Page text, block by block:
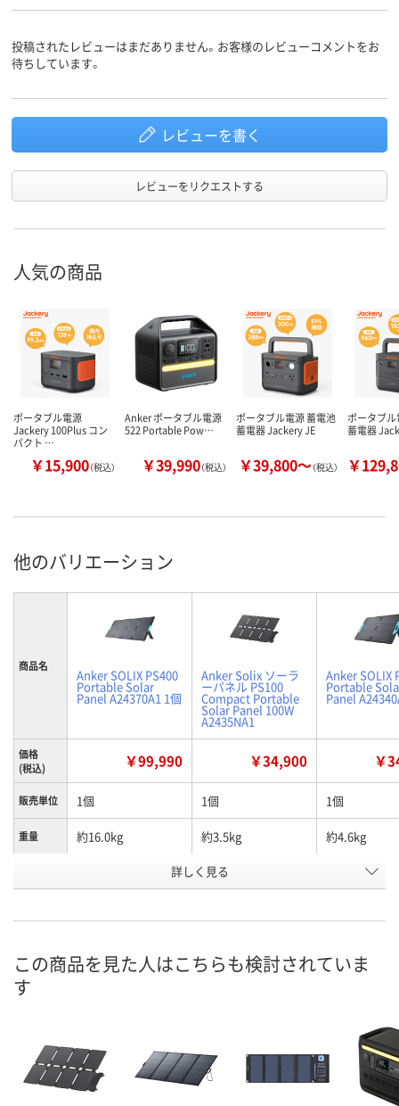
投稿されたレビューはまだありません。お客様のレビューコメントをお
待ちしています。
レビューを書く
レビューをリクエストする
人気の商品
ポータブル電源
Jackery 100Plus コン
パクト …
￥15,900（税込）
Anker ポータブル電源
522 Portable Pow…
￥39,990（税込）
ポータブル電源 蓄電池
蓄電器 Jackery JE
￥39,800～（税込）
ポータブ
蓄電器
￥
他のバリエーション
商品名
Anker SOLIX PS400
Portable Solar
Panel A24370A1 1個
Anker Solix ソーラ
ーパネル PS100
Compact Portable
Solar Panel 100W
A2435NA1
Anker SOLIX
Portable
Panel
価格
(税込)
￥99,990 ￥34,900 ￥
販売単位 1個 1個 1個
重量 約16.0kg 約3.5kg 約4.6kg
UA95649 RR51782
8月9日（日）
詳しく見る
この商品を見た人はこちらも検討されていま
す